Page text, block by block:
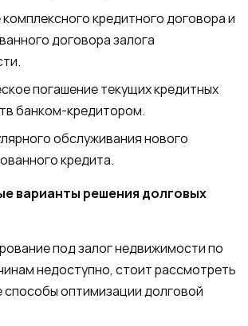
кредитного договора и
договора залога
погашение текущих кредитных
банком-кредитором.
обслуживания нового
кредита.
варианты решения долговых
под залог недвижимости по
недоступно, стоит рассмотреть
способы оптимизации долговой